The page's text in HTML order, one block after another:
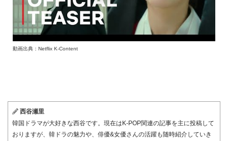
動画出典：Netflix K-Content
西谷瀬里
韓国ドラマが大好きな西谷です。現在はK-POP関連の記事を主に投稿して
おりますが、韓ドラの魅力や、俳優&女優さんの活躍も随時紹介していき